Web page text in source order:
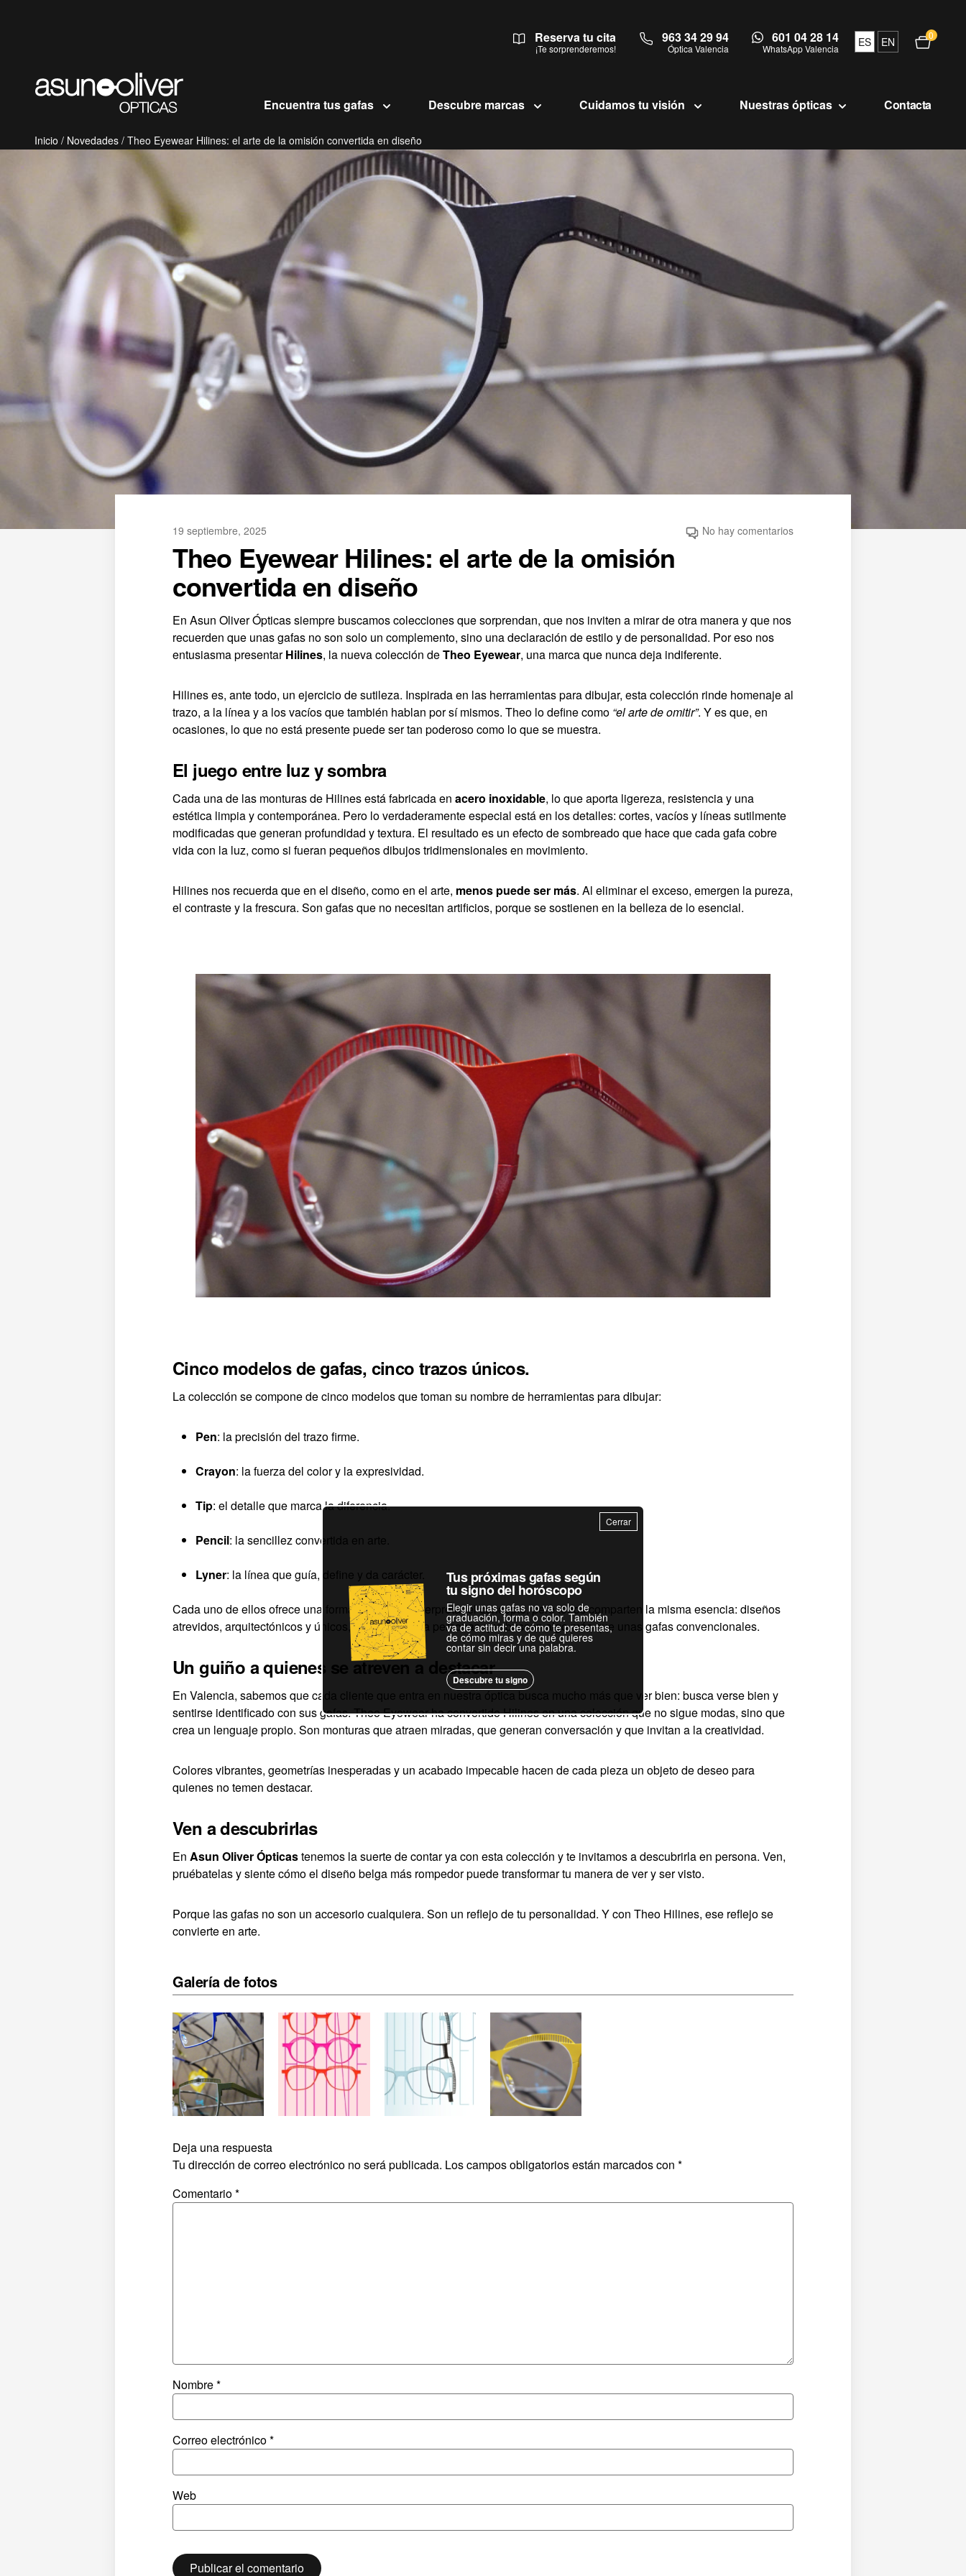
Reserva tu cita
¡Te sorprenderemos!
963 34 29 94
Óptica Valencia
601 04 28 14
WhatsApp Valencia ES EN 0Abrir
Encuentra tus gafas Descubre marcas Cuidamos tu visión Nuestras ópticas Contacta
Inicio / Novedades / Theo Eyewear Hilines: el arte de la omisión convertida en diseño
19 septiembre, 2025 No hay comentarios
Theo Eyewear Hilines: el arte de la omisión
convertida en diseño
En Asun Oliver Ópticas siempre buscamos colecciones que sorprendan, que nos inviten a mirar de otra manera y que nos
recuerden que unas gafas no son solo un complemento, sino una declaración de estilo y de personalidad. Por eso nos
entusiasma presentarHilines, la nueva colección deTheo Eyewear, una marca que nunca deja indiferente.
Hilines es, ante todo, un ejercicio de sutileza. Inspirada en las herramientas para dibujar, esta colección rinde homenaje al
trazo, a la línea y a los vacíos que también hablan por sí mismos. Theo lo define como “el arte de omitir”. Y es que, en
ocasiones, lo que no está presente puede ser tan poderoso como lo que se muestra.
El juego entre luz y sombra
Cada una de las monturas de Hilines está fabricada en acero inoxidable, lo que aporta ligereza, resistencia y una
estética limpia y contemporánea. Pero lo verdaderamente especial está en los detalles: cortes, vacíos y líneas sutilmente
modificadas que generan profundidad y textura. El resultado es un efecto de sombreado que hace que cada gafa cobre
vida con la luz, como si fueran pequeños dibujos tridimensionales en movimiento.
Hilines nos recuerda que en el diseño, como en el arte, menos puede ser más. Al eliminar el exceso, emergen la pureza,
el contraste y la frescura. Son gafas que no necesitan artificios, porque se sostienen en la belleza de lo esencial.
Cinco modelos de gafas, cinco trazos únicos.
La colección se compone de cinco modelos que toman su nombre de herramientas para dibujar:
Pen: la precisión del trazo firme.
Crayon: la fuerza del color y la expresividad.
Tip: el detalle que marca la diferencia.
Pencil: la sencillez convertida en arte.
Lyner: la línea que guía, define y da carácter.
Cada uno de ellos ofrece una forma distinta de interpretar el concepto, pero todos comparten la misma esencia: diseños
atrevidos, arquitectónicos y únicos, pensados para personas que buscan algo más que unas gafas convencionales.
Un guiño a quienes se atreven a destacar
En Valencia, sabemos que cada cliente que entra en nuestra óptica busca mucho más que ver bien: busca verse bien y
sentirse identificado con sus gafas. Theo Eyewear ha convertido Hilines en una colección que no sigue modas, sino que
crea un lenguaje propio. Son monturas que atraen miradas, que generan conversación y que invitan a la creatividad.
Colores vibrantes, geometrías inesperadas y un acabado impecable hacen de cada pieza un objeto de deseo para
quienes no temen destacar.
Ven a descubrirlas
En Asun Oliver Ópticastenemos la suerte de contar ya con esta colección y te invitamos a descubrirla en persona. Ven,
pruébatelas y siente cómo el diseño belga más rompedor puede transformar tu manera de ver y ser visto.
Porque las gafas no son un accesorio cualquiera. Son un reflejo de tu personalidad. Y con Theo Hilines, ese reflejo se
convierte en arte.
Galería de fotos
Deja una respuesta
Tu dirección de correo electrónico no será publicada. Los campos obligatorios están marcados con *
Comentario*
Nombre*
Correo electrónico*
Web
Cerrar
Tus próximas gafas según
tu signo del horóscopo
Elegir unas gafas no va solo de
graduación, forma o color. También
va de actitud: de cómo te presentas,
de cómo miras y de qué quieres
contar sin decir una palabra.
Descubre tu signo